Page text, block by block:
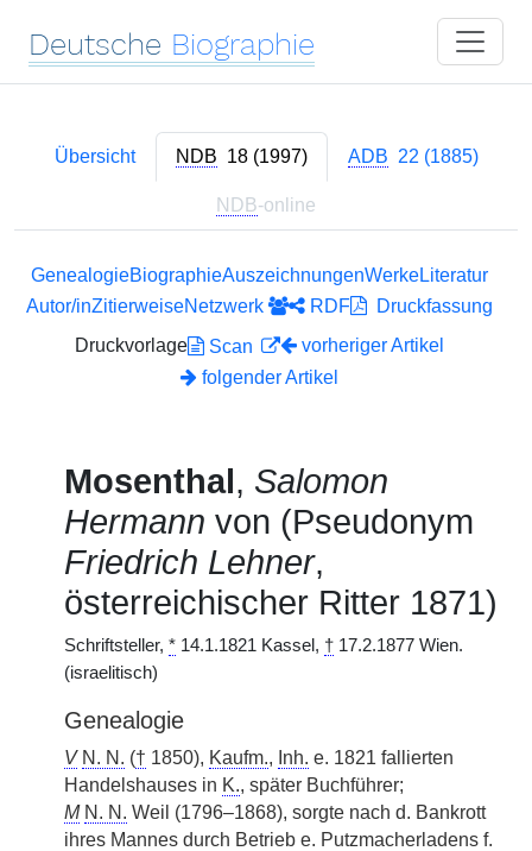
Deutsche Biographie
Übersicht NDB 18 (1997) ADB 22 (1885)
NDB-online
GenealogieBiographieAuszeichnungenWerkeLiteratur
Autor/inZitierweiseNetzwerk RDF
Druckfassung
Druckvorlage
Scan
vorheriger Artikel
folgender Artikel
Mosenthal, Salomon
Hermann von (Pseudonym
Friedrich Lehner,
österreichischer Ritter 1871)
Schriftsteller, * 14.1.1821 Kassel, † 17.2.1877 Wien.
(israelitisch)
Genealogie
V N. N. († 1850), Kaufm., Inh. e. 1821 fallierten
Handelshauses in K., später Buchführer;
M N. N. Weil (1796–1868), sorgte nach d. Bankrott
ihres Mannes durch Betrieb e. Putzmacherladens f.